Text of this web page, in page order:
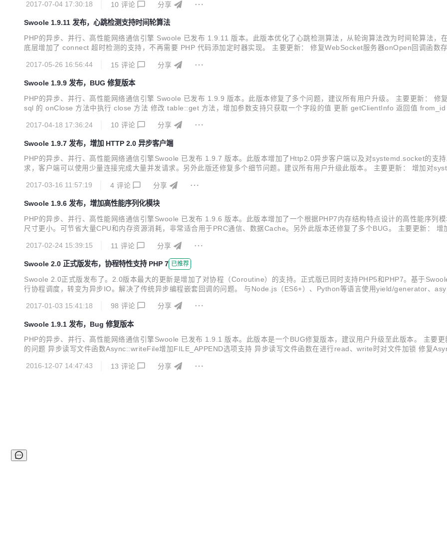
2017-07-04 17:30:18
10 评论 分享
Swoole 1.9.11 发布，心跳检测支持时间轮算法
PHP的异步、并行、高性能网络通信引擎 Swoole 已发布 1.9.11 版本。此版本优化了心跳检测算法，从轮询算法改为时间轮算法，
底层增加了 connect 超时检测的支持，不再需要 PHP 代码添加定时器实现。 主要更新： 修复WebSocket服务器onOpen回调函数
2017-05-26 16:56:44
15 评论 分享
Swoole 1.9.9 发布，BUG 修复版本
PHP的异步、并行、高性能网络通信引擎 Swoole 已发布 1.9.9 版本。此版本修复了多个问题，建议所有用户升级。 主要更新：
sql 的 onClose 方法中执行 close 方法 修改 table::get 方法，增加参数支持只获取一个字段的值 更新 getClientInfo 返回值
2017-04-18 17:36:24
10 评论 分享
Swoole 1.9.7 发布，增加 HTTP 2.0 异步客户端
PHP的异步、并行、高性能网络通信引擎Swoole 已发布 1.9.7 版本。此版本增加了Http2.0异步客户端以及对systemd.socket的支
求，客户端可以使用少量连接完成大量并发请求。另外此版还修复多个细节问题。建议所有用户升级此版本。 主要更新： 增加对
2017-03-16 11:57:19
4 评论 分享
Swoole 1.9.6 发布，增加高性能序列化模块
PHP的异步、并行、高性能网络通信引擎Swoole 已发布 1.9.6 版本。此版本增加了一个根据PHP7内存结构特点设计的高性能序列
尺寸更小。可节省大量CPU和内存资源消耗，非常适合用于PRC通信、数据Cache。另外此版本还修复了多个BUG。 主要更新：
2017-02-24 15:39:15
11 评论 分享
Swoole 2.0 正式版发布，协程特性支持 PHP 7 已推荐
Swoole 2.0正式版发布了。2.0版本最大的更新是增加了对协程（Coroutine）的支持。正式版已同时支持PHP5和PHP7。基于
行协程调度，转变为异步IO。解决了传统异步编程嵌套回调的问题。 与Node.js（ES6+）、Python等语言使用yield/generator、
2017-01-03 15:41:18
98 评论 分享
Swoole 1.9.1 发布，Bug 修复版本
PHP的异步、并行、高性能网络通信引擎Swoole 已发布 1.9.1 版本。此版本是一个BUG修复版本，建议用户升级至此版本。 主要
的问题 异步读写文件函数Async::writeFile增加FILE_APPEND选项支持 异步读写文件函数在进行read、write时对文件加锁 修复
2016-12-07 14:47:43
13 评论 分享